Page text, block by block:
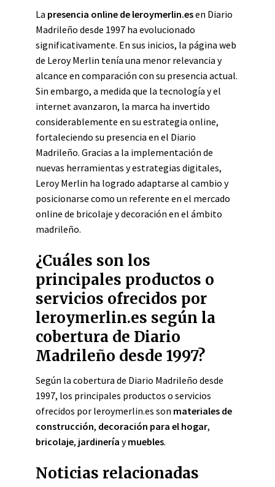
La presencia online de leroymerlin.esen Diario
Madrileño desde 1997 ha evolucionado
significativamente. En sus inicios, la página web
de Leroy Merlin tenía una menor relevancia y
alcance en comparación con su presencia actual.
Sin embargo, a medida que la tecnología y el
internet avanzaron, la marca ha invertido
considerablemente en su estrategia online,
fortaleciendo su presencia en el Diario
Madrileño. Gracias a la implementación de
nuevas herramientas y estrategias digitales,
Leroy Merlin ha logrado adaptarse al cambio y
posicionarse como un referente en el mercado
online de bricolaje y decoración en el ámbito
madrileño.
¿Cuáles son los
principales productos o
servicios ofrecidos por
leroymerlin.es según la
cobertura de Diario
Madrileño desde 1997?
Según la cobertura de Diario Madrileño desde
1997, los principales productos o servicios
ofrecidos por leroymerlin.es son materiales de
construcción, decoración para el hogar,
bricolaje, jardinería ymuebles.
Noticias relacionadas